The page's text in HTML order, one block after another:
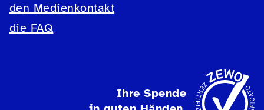
den Medienkontakt
die FAQ
Ihre Spende